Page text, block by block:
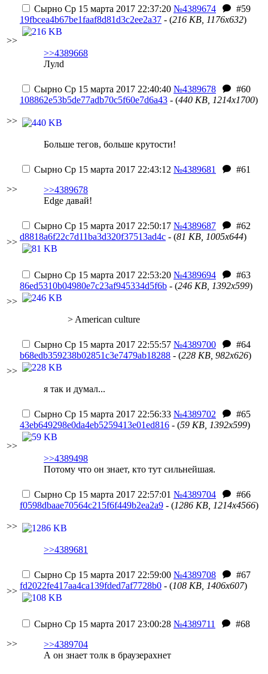
>>
Сырно Ср 15 марта 2017 22:37:20 №4389674
#59
19fbcea4b67be1faaf8d81d3c2ee2a37 - (216 KB, 1176x632)
>>4389668
Лулd
>>
Сырно Ср 15 марта 2017 22:40:40 №4389678
#60
108862e53b5de77adb70c5f60e7d6a43 - (440 KB, 1214x1700)
Больше тегов, больше крутости!
>>
Сырно Ср 15 марта 2017 22:43:12 №4389681
#61
>>4389678
Edge давай!
>>
Сырно Ср 15 марта 2017 22:50:17 №4389687
#62
d8818a6f22c7d11ba3d320f37513ad4c - (81 KB, 1005x644)
>>
Сырно Ср 15 марта 2017 22:53:20 №4389694
#63
86ed5310b04980e7c23af945334d5f6b - (246 KB, 1392x599)
> American culture
>>
Сырно Ср 15 марта 2017 22:55:57 №4389700
#64
b68edb359238b02851c3e7479ab18288 - (228 KB, 982x626)
я так и думал...
>>
Сырно Ср 15 марта 2017 22:56:33 №4389702
#65
43eb649298e0da4eb5259413e01ed816 - (59 KB, 1392x599)
>>4389498
Потому что он знает, кто тут сильнейшая.
>>
Сырно Ср 15 марта 2017 22:57:01 №4389704
#66
f0598dbaae70564c215f6f449b2ea2a9 - (1286 KB, 1214x4566)
>>4389681
>>
Сырно Ср 15 марта 2017 22:59:00 №4389708
#67
fd2022fe417aa4ca139fded7af7728b0 - (108 KB, 1406x607)
>>
Сырно Ср 15 марта 2017 23:00:28 №4389711
#68
>>4389704
А он знает толк в браузерахнет